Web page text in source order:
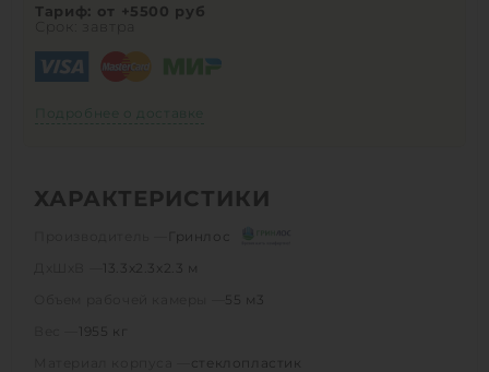
Тариф: от +5500 руб
Срок: завтра
Подробнее о доставке
ХАРАКТЕРИСТИКИ
Гринлос
13.3х2.3х2.3 м
55 м3
1955 кг
стеклопластик